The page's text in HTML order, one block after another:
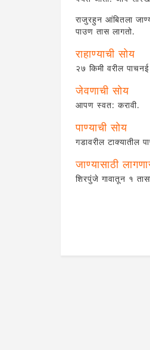
राजुरहुन आंबितला
पाउण तास लागतो.
राहाण्याची सोय
२७ किमी वरील पाचनई
जेवणाची सोय
आपण स्वत: करावी.
पाण्याची सोय
गडावरील टाक्यातील
जाण्यासाठी
शिरपुंजे गावातून १